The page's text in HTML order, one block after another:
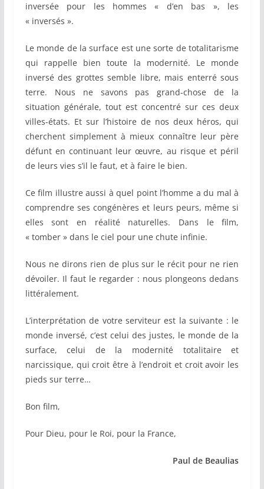
inversée pour les hommes « d’en bas », les
« inversés ».
Le monde de la surface est une sorte de totalitarisme
qui rappelle bien toute la modernité. Le monde
inversé des grottes semble libre, mais enterré sous
terre. Nous ne savons pas grand-chose de la
situation générale, tout est concentré sur ces deux
villes-états. Et sur l’histoire de nos deux héros, qui
cherchent simplement à mieux connaître leur père
défunt en continuant leur œuvre, au risque et péril
de leurs vies s’il le faut, et à faire le bien.
Ce film illustre aussi à quel point l’homme a du mal à
comprendre ses congénères et leurs peurs, même si
elles sont en réalité naturelles. Dans le film,
« tomber » dans le ciel pour une chute infinie.
Nous ne dirons rien de plus sur le récit pour ne rien
dévoiler. Il faut le regarder : nous plongeons dedans
littéralement.
L’interprétation de votre serviteur est la suivante : le
monde inversé, c’est celui des justes, le monde de la
surface, celui de la modernité totalitaire et
narcissique, qui croit être à l’endroit et croit avoir les
pieds sur terre…
Bon film,
Pour Dieu, pour le Roi, pour la France,
Paul de Beaulias